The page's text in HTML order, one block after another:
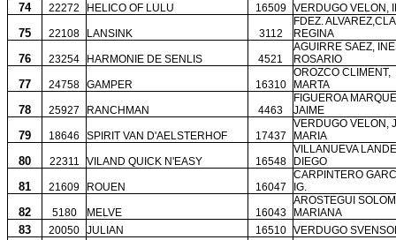
74 22272 HELICO OF LULU 16509 VERDUGO VELON,
75 22108 LANSINK 3112
FDEZ.
REGINA
76 23254 HARMONIE DE SENLIS 4521
AGUIRRE SAEZ,
ROSARIO
77 24758 GAMPER 16310
OROZCO CLIMENT,
MARTA
78 25927 RANCHMAN 4463
FIGUEROA
JAIME
79 18646 SPIRIT VAN D'AELSTERHOF 17437
VERDUGO VELON,
MARIA
80 22311 VILAND QUICK N'EASY 16548
VILLANUEVA
DIEGO
81 21609 ROUEN 16047
CARPINTERO
IG.
82 5180 MELVE 16043
AROSTEGUI
MARIANA
83 20050 JULIAN 16510 VERDUGO